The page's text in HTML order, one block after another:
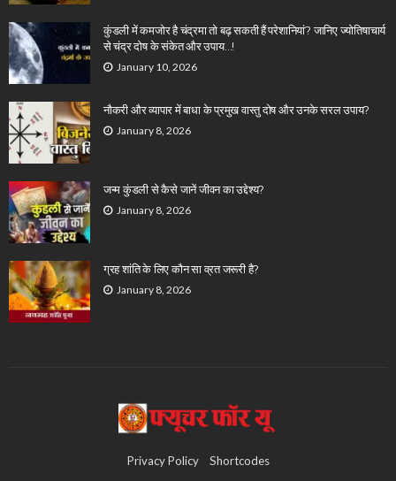
कुंडली में कमजोर है चंद्रमा तो बढ़ सकती हैं परेशानियां? जानिए ज्योतिषाचार्य
से चंद्र दोष के संकेत और उपाय…!
January 10, 2026
नौकरी और व्यापार में बाधा के प्रमुख वास्तु दोष और उनके सरल उपाय?
January 8, 2026
जन्म कुंडली से कैसे जानें जीवन का उद्देश्य?
January 8, 2026
ग्रह शांति के लिए कौन सा व्रत जरूरी है?
January 8, 2026
Privacy Policy Shortcodes